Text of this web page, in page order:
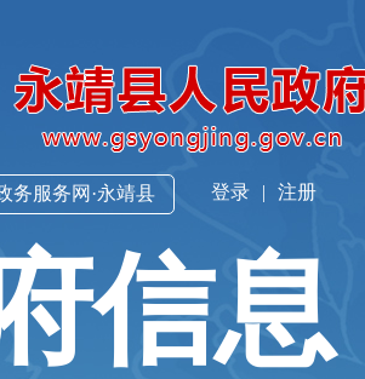
登录 | 注册
务服务网·永靖县
信息